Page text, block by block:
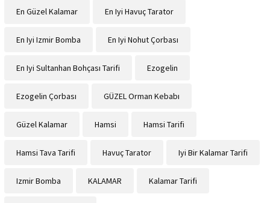
En Güzel Kalamar En Iyi Havuç Tarator
En Iyi Izmir Bomba En Iyi Nohut Çorbası
En Iyi Sultanhan Bohçası Tarifi Ezogelin
Ezogelin Çorbası GÜZEL Orman Kebabı
Güzel Kalamar Hamsi Hamsi Tarifi
Hamsi Tava Tarifi Havuç Tarator Iyi Bir Kalamar Tarifi
Izmir Bomba KALAMAR Kalamar Tarifi